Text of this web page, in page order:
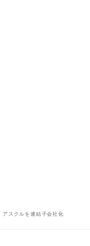
アスクルを連結子会社化